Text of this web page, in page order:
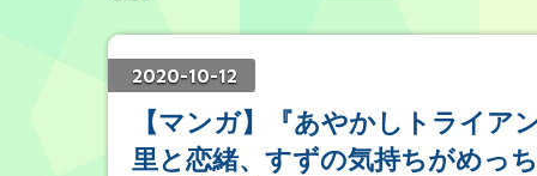
2020-10-12
【マンガ】『あやかしトライア
里と恋緒、すずの気持ちがめっ